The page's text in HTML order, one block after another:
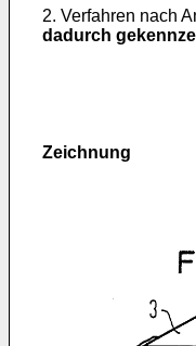
2. Verfahren nach
dadurch
Zeichnung